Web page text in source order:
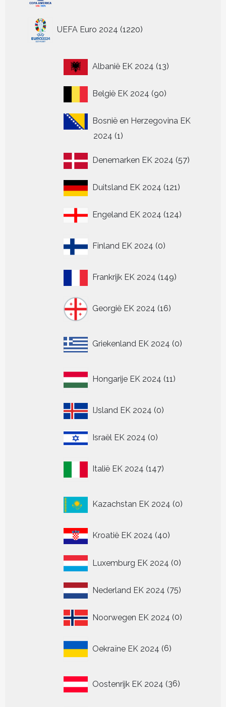
UEFA Euro 2024 1220
producten
Albanië EK 2024 1313
België EK 2024 9090
Bosnië en Herzegovina EK
2024 11
Denemarken EK 2024 5757
Duitsland EK 2024 121121
Engeland EK 2024 124124
Finland EK 2024 0
producten
Frankrijk EK 2024 149149
Georgië EK 2024 16
producten
Griekenland EK 2024 0
producten
Hongarije EK 2024 11
producten
IJsland EK 2024 00
Israël EK 2024 00
Italië EK 2024 147
producten
Kazachstan EK 2024 0
producten
Kroatië EK 2024 4040
Luxemburg EK 2024 00
Nederland EK 2024 7575
Noorwegen EK 2024 00
Oekraïne EK 2024 6
producten
Oostenrijk EK 2024 36
producten